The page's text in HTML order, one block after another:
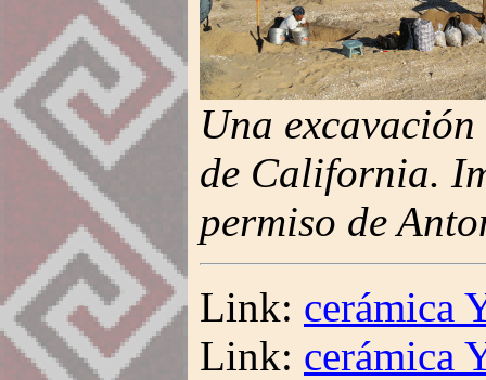
Una
de California.
permiso de
Link: cerámica
Link: cerámica